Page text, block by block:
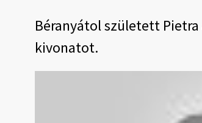
Béranyátol született Pietra
kivonatot.